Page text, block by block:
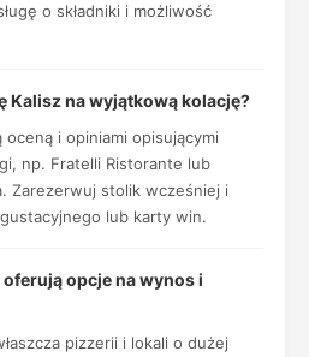
o składniki i możliwość
Kalisz na wyjątkową kolację?
i opiniami opisującymi
np. Fratelli Ristorante lub
Zarezerwuj stolik wcześniej i
lub karty win.
opcje na wynos i
pizzerii i lokali o dużej